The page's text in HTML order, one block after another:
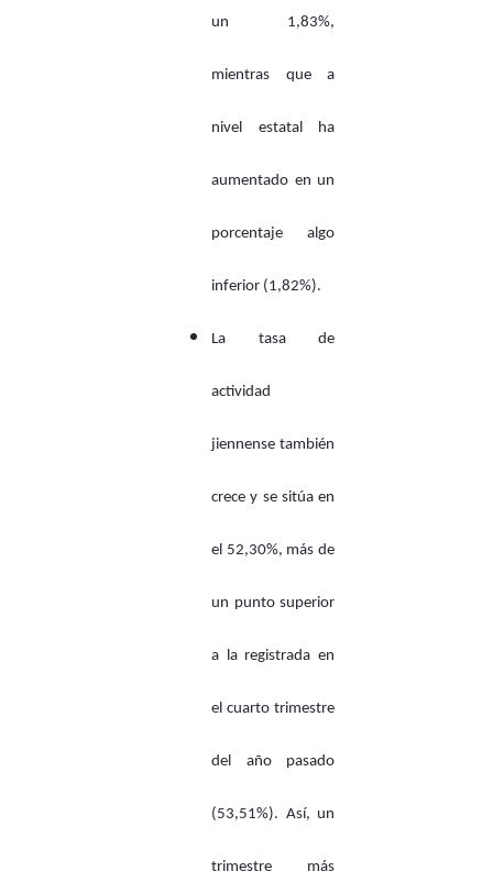
un 1,83%,
mientras que a
nivel estatal ha
aumentado en un
porcentaje algo
inferior (1,82%).
La tasa de
actividad
jiennense también
crece y se sitúa en
el 52,30%, más de
un punto superior
a la registrada en
el cuarto trimestre
del año pasado
(53,51%). Así, un
trimestre más